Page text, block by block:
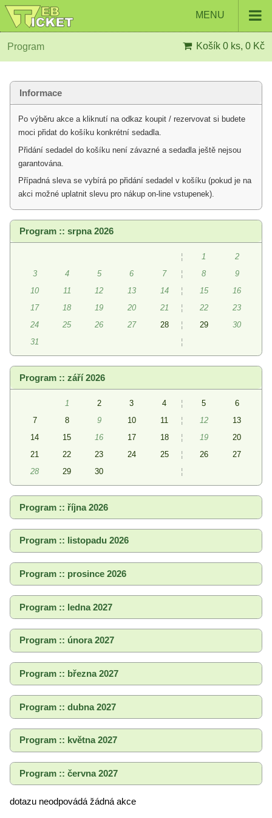
MENU
Program Košík 0 ks, 0 Kč
Informace
Po výběru akce a kliknutí na odkaz koupit / rezervovat si budete
moci přidat do košíku konkrétní sedadla.
Přidání sedadel do košíku není závazné a sedadla ještě nejsou
garantována.
Případná sleva se vybírá po přidání sedadel v košíku (pokud je na
akci možné uplatnit slevu pro nákup on-line vstupenek).
Program :: srpna 2026
¦ 1
2
3
4 5 6 7 ¦ 8
9
10
11 12 13 14 ¦ 15
16
17
18 19 20 21 ¦ 22
23
24
25 26 27 28 ¦ 29
30
31
¦
Program :: září 2026
1 2 3 4 ¦ 5
6
7
8 9 10 11 ¦ 12
13
14
15 16 17 18 ¦ 19
20
21
22 23 24 25 ¦ 26
27
28
29 30 ¦
Program :: října 2026
Program :: listopadu 2026
Program :: prosince 2026
Program :: ledna 2027
Program :: února 2027
Program :: března 2027
Program :: dubna 2027
Program :: května 2027
Program :: června 2027
dotazu neodpovádá žádná akce